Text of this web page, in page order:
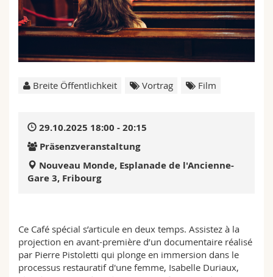
Math.-Nat. und Med. Fak.
Interfakultär
Mitarbeitende
Doktorierende
Webmail
Breite Öffentlichkeit Vortrag Film
29.10.2025 18:00 - 20:15
Präsenzveranstaltung
Nouveau Monde, Esplanade de l'Ancienne-
Gare 3, Fribourg
Ce Café spécial s’articule en deux temps. Assistez à la
projection en avant-première d’un documentaire réalisé
par Pierre Pistoletti qui plonge en immersion dans le
processus restauratif d'une femme, Isabelle Duriaux,